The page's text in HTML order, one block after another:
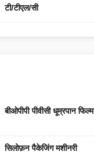
टी/टीएल/सी
बीओपीपी पीवीसी धूम्रपान फिल्म
सिलोफ़न पैकेजिंग मशीनरी